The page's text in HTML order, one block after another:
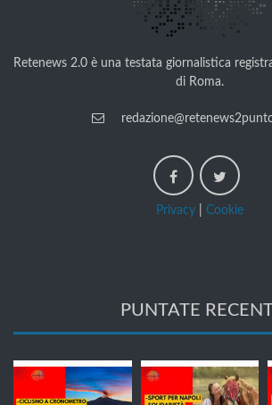
Retenews 2.0 è una testata giornalistica
di Roma.
Privacy Cookie
PUNTATE